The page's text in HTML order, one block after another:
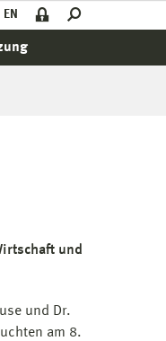
EN
und
und Dr.
am 8.